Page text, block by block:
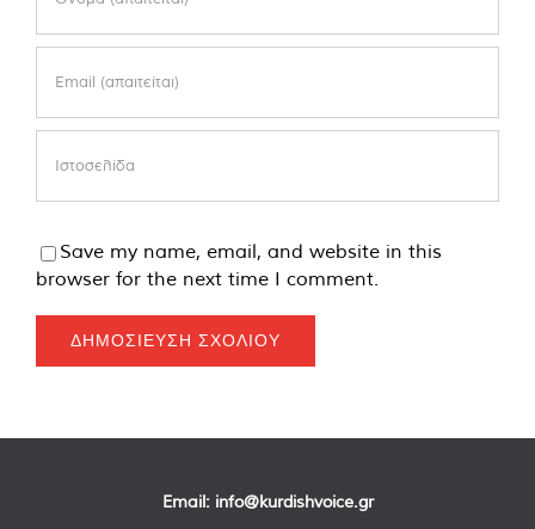
Save my name, email, and website in this
browser for the next time I comment.
Email: info@kurdishvoice.gr